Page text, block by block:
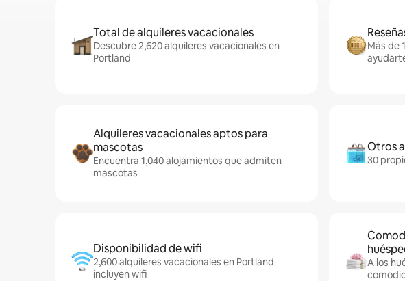
Total de alquileres vacacionales
Descubre 2,620 alquileres vacacionales en
Portland
Más de
Alquileres vacacionales aptos para
mascotas
Encuentra 1,040 alojamientos que admiten
mascotas
Otros
30
Disponibilidad de wifi
2,600 alquileres vacacionales en Portland
incluyen wifi
A los